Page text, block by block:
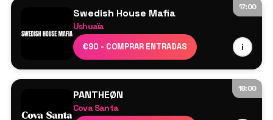
17:00
Swedish House Mafia
Ushuaïa
€90 - COMPRAR ENTRADAS i
Swedish House Mafia
Axwell
Sebastian Ingrosso
Steve Angello
Más por anunciar
18:00
PANTHEØN
Cova Santa